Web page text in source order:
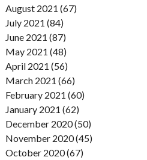
August 2021 (67)
July 2021 (84)
June 2021 (87)
May 2021 (48)
April 2021 (56)
March 2021 (66)
February 2021 (60)
January 2021 (62)
December 2020 (50)
November 2020 (45)
October 2020 (67)